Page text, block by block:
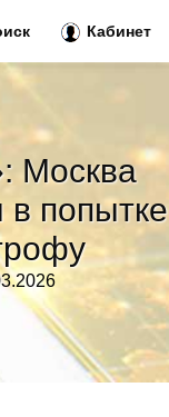
Москва
попытке
Кабинет